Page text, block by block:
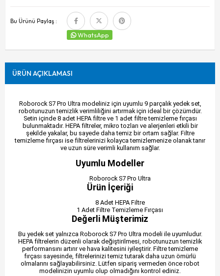
Bu Ürünü Paylaş :
WhatsApp
ÜRÜN AÇIKLAMASI
Roborock S7 Pro Ultra modeliniz için uyumlu 9 parçalık yedek set,
robotunuzun temizlik verimliliğini artırmak için ideal bir çözümdür.
Setin içinde 8 adet HEPA filtre ve 1 adet filtre temizleme fırçası
bulunmaktadır. HEPA filtreler, mikro tozları ve alerjenleri etkili bir
şekilde yakalar, bu sayede daha temiz bir ortam sağlar. Filtre
temizleme fırçası ise filtrelerinizi kolayca temizlemenize olanak tanır
ve uzun süre verimli kullanım sağlar.
Uyumlu Modeller
Roborock S7 Pro Ultra
Ürün İçeriği
8 Adet HEPA Filtre
1 Adet Filtre Temizleme Fırçası
Değerli Müşterimiz
Bu yedek set yalnızca Roborock S7 Pro Ultra modeli ile uyumludur.
HEPA filtrelerin düzenli olarak değiştirilmesi, robotunuzun temizlik
performansını artırır ve hava kalitesini iyileştirir. Filtre temizleme
fırçası sayesinde, filtrelerinizi temiz tutarak daha uzun ömürlü
olmalarını sağlayabilirsiniz. Lütfen sipariş vermeden önce robot
modelinizin uyumlu olup olmadığını kontrol ediniz.